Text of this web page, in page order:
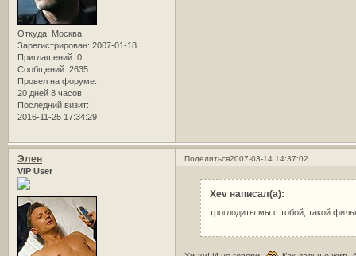
Откуда: Москва
Зарегистрирован: 2007-01-18
Приглашений: 0
Сообщений: 2635
Провел на форуме:
20 дней 8 часов
Последний визит:
2016-11-25 17:34:29
Поделиться2007-03-14 14:37:02
Элен
VIP User
Xev написал(а):
троглодиты мы с тобой, такой